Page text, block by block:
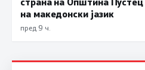
на македонски јазик
пред 9 ч.